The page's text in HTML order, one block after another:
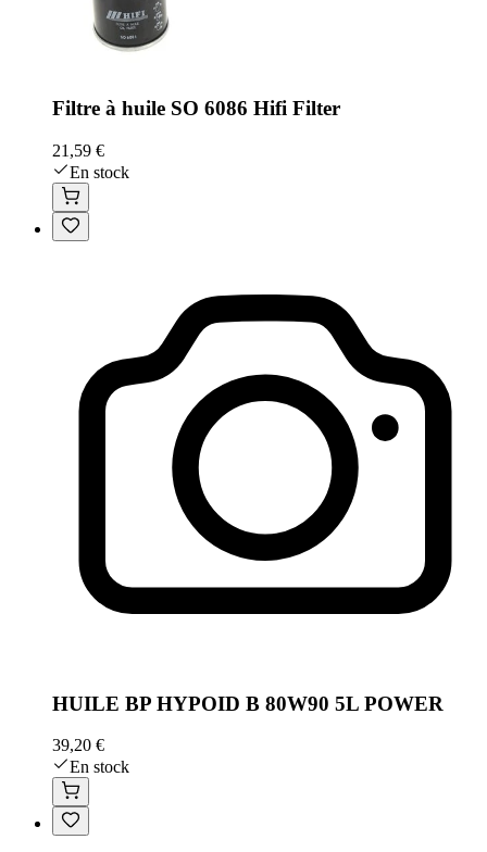
Filtre à huile SO 6086 Hifi Filter
21,59 €
En stock
HUILE BP HYPOID B 80W90 5L POWER
39,20 €
En stock